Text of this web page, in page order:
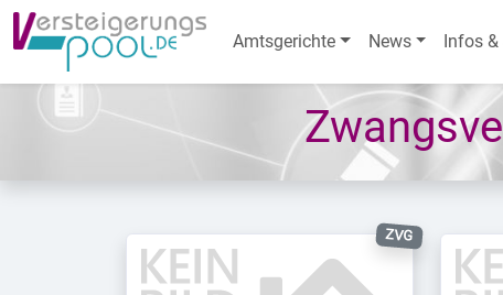
Amtsgerichte News Infos &
ZVG